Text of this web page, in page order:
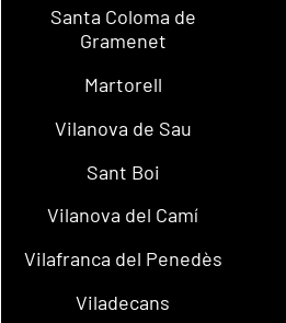
Santa Coloma de
Gramenet
Martorell
Vilanova de Sau
Sant Boi
Vilanova del Camí
Vilafranca del Penedès
Viladecans